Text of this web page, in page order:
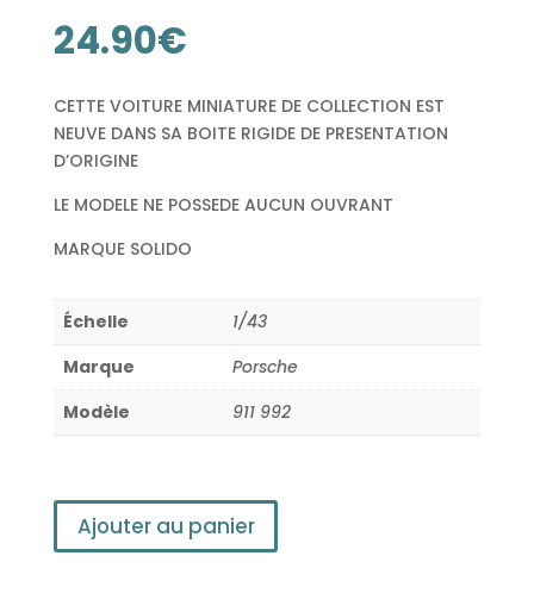
24.90€
CETTE VOITURE MINIATURE DE COLLECTION EST
NEUVE DANS SA BOITE RIGIDE DE PRESENTATION
D’ORIGINE
LE MODELE NE POSSEDE AUCUN OUVRANT
MARQUE SOLIDO
Échelle
1/43
Marque
Porsche
Modèle
911 992
Ajouter au panier